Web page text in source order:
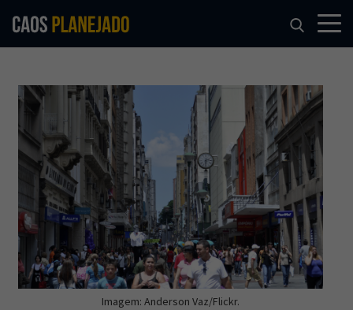
Imagem: Anderson Vaz/Flickr.